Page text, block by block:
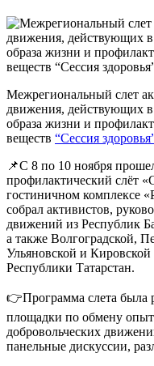
Межрегиональный слет
движения, действующих
образа жизни и
веществ “Сессия
📌С 8 по 10 ноября
профилактический слёт
гостиничном комплексе
собрал активистов,
движений из Республик
а также Волгоградской,
Ульяновской и Кировской
Республики Татарстан.
👉Программа слета была
площадки по обмену
добровольческих
панельные дискуссии,